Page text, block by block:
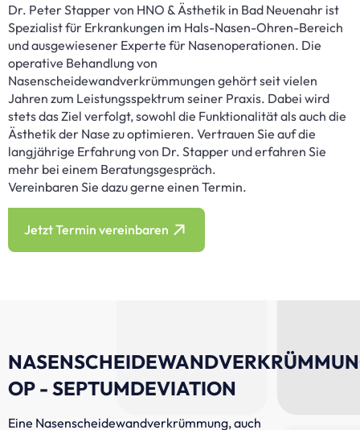
Dr. Peter Stapper von HNO & Ästhetik in Bad Neuenahr ist
Spezialist für Erkrankungen im Hals-Nasen-Ohren-Bereich
und ausgewiesener Experte für Nasenoperationen. Die
operative Behandlung von
Nasenscheidewandverkrümmungen gehört seit vielen
Jahren zum Leistungsspektrum seiner Praxis. Dabei wird
stets das Ziel verfolgt, sowohl die Funktionalität als auch die
Ästhetik der Nase zu optimieren. Vertrauen Sie auf die
langjährige Erfahrung von Dr. Stapper und erfahren Sie
mehr bei einem Beratungsgespräch.
Vereinbaren Sie dazu gerne einen Termin.
Jetzt Termin vereinbaren
OP - SEPTUMDEVIATION
Eine Nasenscheidewandverkrümmung, auch